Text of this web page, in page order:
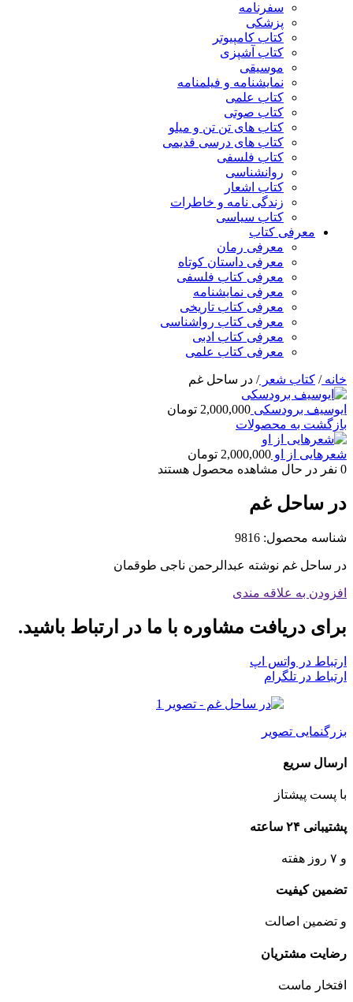
سفرنامه
پزشکی
کتاب کامپیوتر
کتاب آشپزی
موسیقی
نمایشنامه و فیلمنامه
کتاب علمی
کتاب صوتی
کتاب های تن تن و میلو
کتاب های درسی قدیمی
کتاب فلسفی
روانشناسی
کتاب اشعار
زندگی نامه و خاطرات
کتاب سیاسی
معرفی کتاب
معرفی رمان
معرفی داستان کوتاه
معرفی کتاب فلسفی
معرفی نمایشنامه
معرفی کتاب تاریخی
معرفی کتاب رواشناسی
معرفی کتاب ادبی
معرفی کتاب علمی
خانه/ کتاب شعر/ در ساحل غم
ایوسیف برودسکی 2,000,000 تومان
بازگشت به محصولات
شعرهایی از او 2,000,000 تومان
0 نفر در حال مشاهده محصول هستند
در ساحل غم
شناسه محصول: 9816
در ساحل غم نوشته عبدالرحمن ناجی طوقمان
افزودن به علاقه مندی
برای دریافت مشاوره با ما در ارتباط باشید.
ارتباط در واتس اپ
ارتباط در تلگرام
بزرگنمایی تصویر
ارسال سریع
با پست پیشتاز
پشتیبانی ۲۴ ساعته
و ۷ روز هفته
تضمین کیفیت
و تضمین اصالت
رضایت مشتریان
افتخار ماست